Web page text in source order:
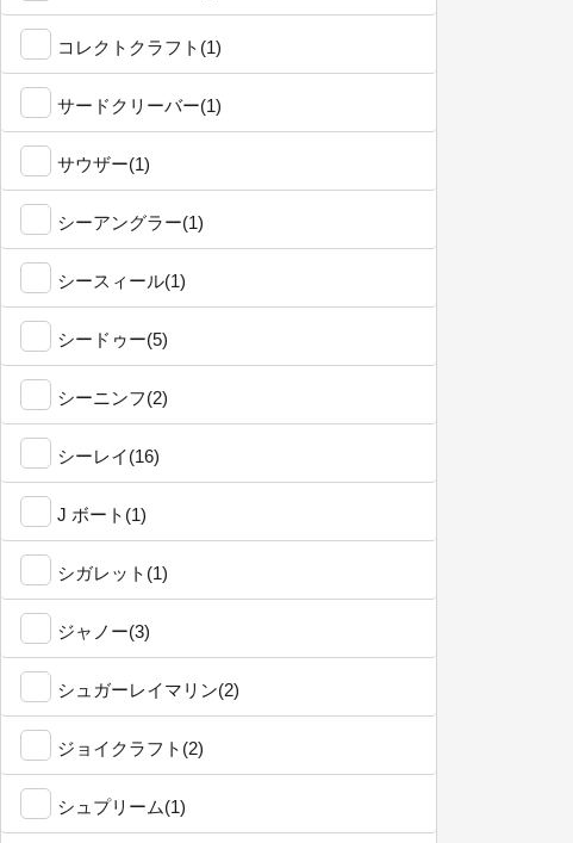
コレクトクラフト(1)
サードクリーバー(1)
サウザー(1)
シーアングラー(1)
シースィール(1)
シードゥー(5)
シーニンフ(2)
シーレイ(16)
J ボート(1)
シガレット(1)
ジャノー(3)
シュガーレイマリン(2)
ジョイクラフト(2)
シュプリーム(1)